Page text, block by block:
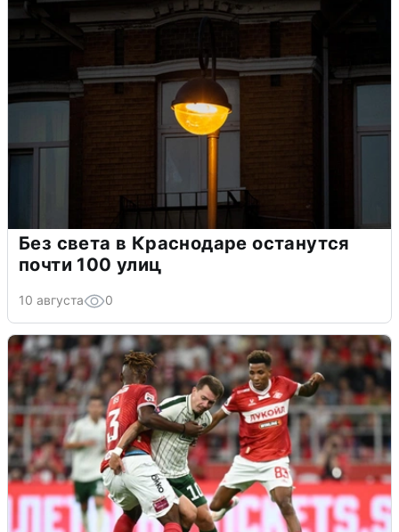
Без света в Краснодаре останутся
почти 100 улиц
10 августа 0